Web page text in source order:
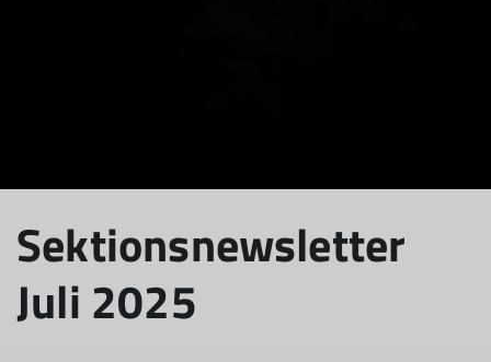
Sektionsnewsletter
Juli 2025